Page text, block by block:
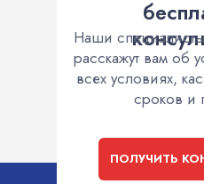
Наши
расскажут вам об
всех условиях,
сроков и
ПОЛУЧИТЬ